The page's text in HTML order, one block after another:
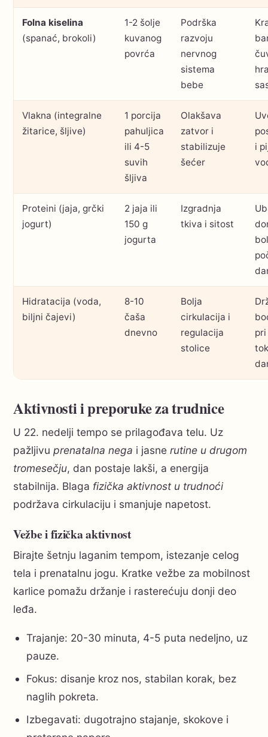
Folna kiselina
(spanać, brokoli)
1-2 šolje
kuvanog
povrća
Podrška
razvoju
nervnog
sistema
bebe
Vlakna (integralne
žitarice, šljive)
1 porcija
pahuljica
ili 4-5
suvih
šljiva
Olakšava
zatvor i
stabilizuje
šećer
i
Proteini (jaja, grčki
jogurt)
2 jaja ili
150 g
jogurta
Izgradnja
tkiva i sitost
Hidratacija (voda,
biljni čajevi)
8-10
čaša
dnevno
Bolja
cirkulacija i
regulacija
stolice
Aktivnosti i preporuke za trudnice
U 22. nedelji tempo se prilagođava telu. Uz
pažljivu prenatalna nega i jasne rutine u drugom
tromesečju, dan postaje lakši, a energija
stabilnija. Blaga fizička aktivnost u trudnoći
podržava cirkulaciju i smanjuje napetost.
Vežbe i fizička aktivnost
Birajte šetnju laganim tempom, istezanje celog
tela i prenatalnu jogu. Kratke vežbe za mobilnost
karlice pomažu držanje i rasterećuju donji deo
leđa.
Trajanje: 20-30 minuta, 4-5 puta nedeljno, uz
pauze.
Fokus: disanje kroz nos, stabilan korak, bez
naglih pokreta.
Izbegavati: dugotrajno stajanje, skokove i